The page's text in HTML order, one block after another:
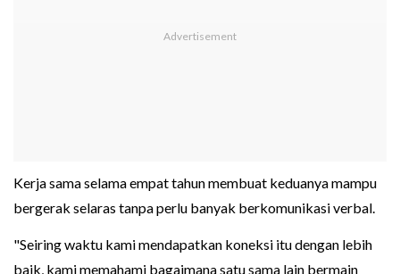
Kerja sama selama empat tahun membuat keduanya mampu
bergerak selaras tanpa perlu banyak berkomunikasi verbal.
"Seiring waktu kami mendapatkan koneksi itu dengan lebih
baik, kami memahami bagaimana satu sama lain bermain